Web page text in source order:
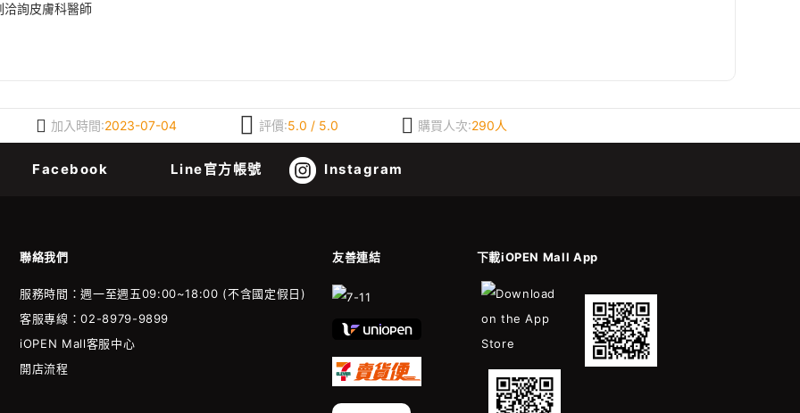
洽詢皮膚科醫師
加入時間:2023-07-04 評價:5.0 / 5.0 購買人次:290人
Facebook Line官方帳號 Instagram
聯絡我們 友善連結 下載iOPEN Mall App
服務時間：週一至週五09:00~18:00 (不含國定假日)
客服專線：02-8979-9899
iOPEN Mall客服中心
開店流程